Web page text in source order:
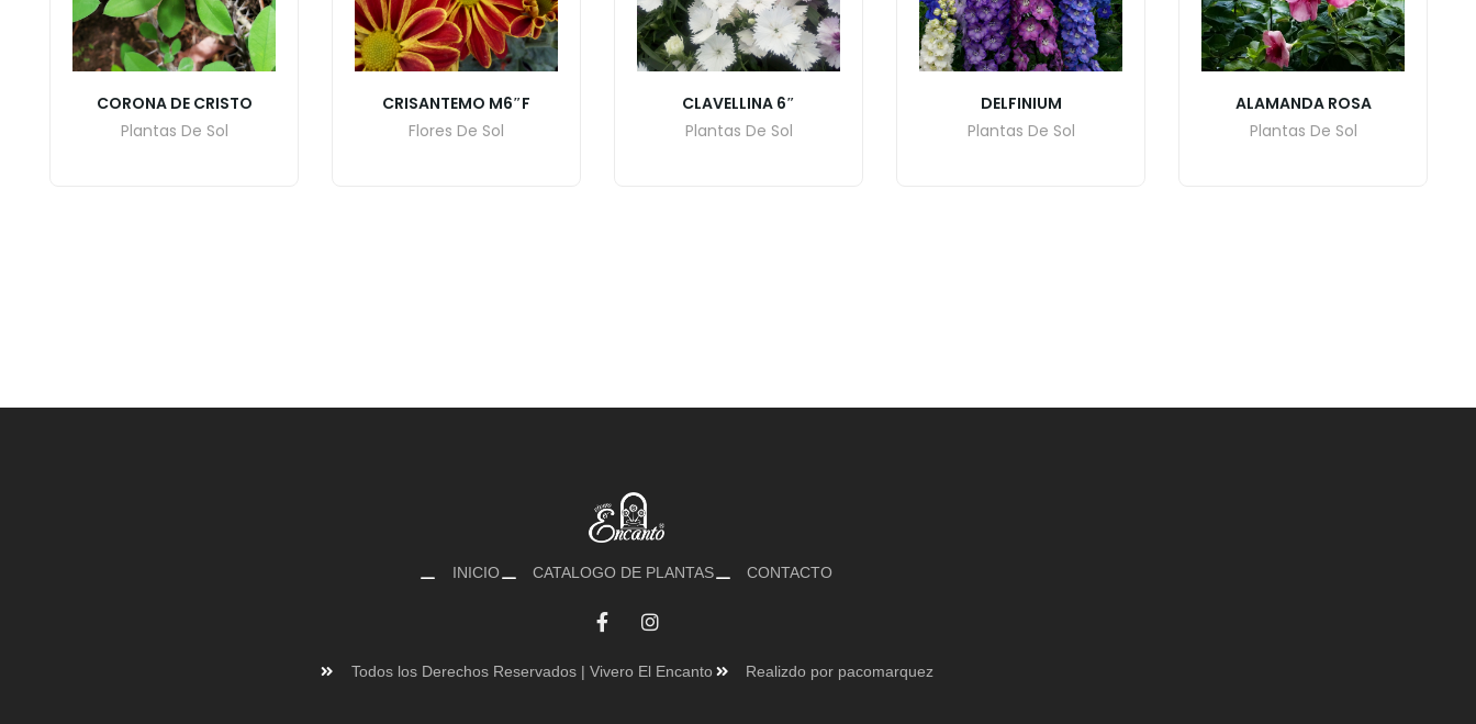
CORONA DE CRISTO
Plantas De Sol
CRISANTEMO M6″F
Flores De Sol
CLAVELLINA 6″
Plantas De Sol
DELFINIUM
Plantas De Sol
ALAMANDA ROSA
Plantas De Sol
INICIO CATALOGO DE PLANTAS CONTACTO
Todos los Derechos Reservados | Vivero El Encanto Realizdo por pacomarquez